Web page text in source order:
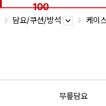
100
담요/쿠션/방석 케이
무릎담요